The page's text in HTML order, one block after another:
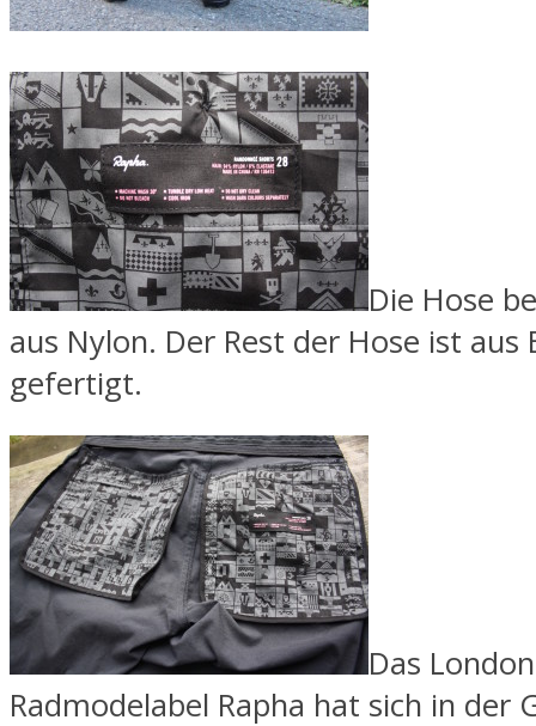
Die Hose
aus Nylon. Der Rest der Hose ist aus
gefertigt.
Das
Radmodelabel Rapha hat sich in der